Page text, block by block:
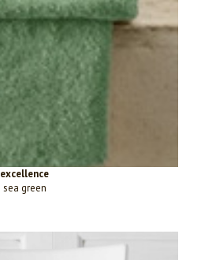
excellence
sea green